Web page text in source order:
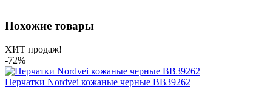
Похожие товары
ХИТ продаж!
-72%
Перчатки Nordvei кожаные черные BB39262